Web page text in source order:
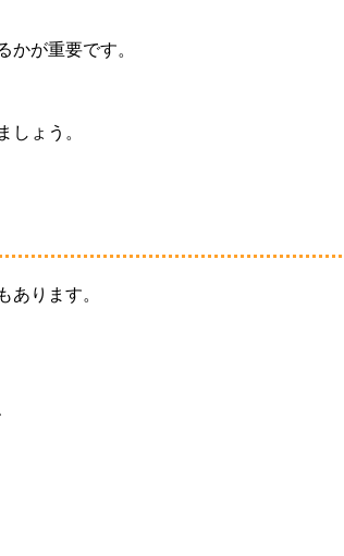
かが重要です。
しょう。
あります。